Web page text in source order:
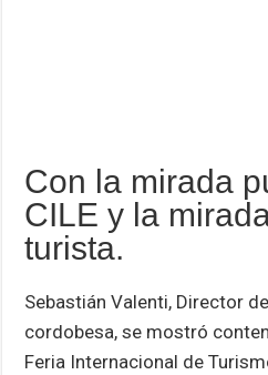
Con la mirada
CILE y la
turista.
Sebastián Valenti, Director
cordobesa, se mostró
Feria Internacional de